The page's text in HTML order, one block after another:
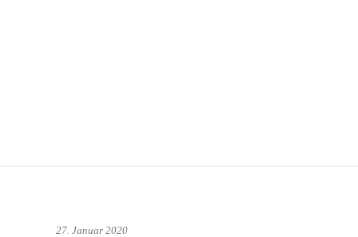
27. Januar 2020